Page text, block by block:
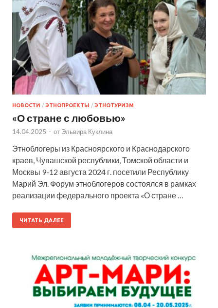
НОВОСТИ / ЭТНОПРОЕКТЫ / ЭТНОТУРИЗМ
«О стране с любовью»
14.04.2025 - от Эльвира Куклина
Этноблогеры из Красноярского и Краснодарского
краев, Чувашской республики, Томской области и
Москвы 9-12 августа 2024 г. посетили Республику
Марий Эл. Форум этноблогеров состоялся в рамках
реализации федерального проекта «О стране …
ЧИТАТЬ ДАЛЕЕ